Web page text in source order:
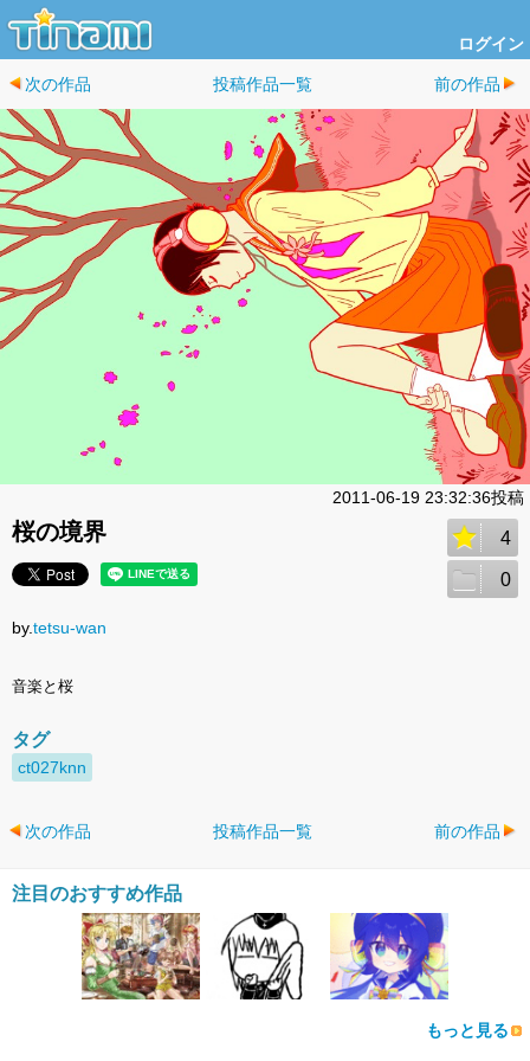
ログイン
次の作品 投稿作品一覧 前の作品
2011-06-19 23:32:36投稿
桜の境界 4
0
by.tetsu-wan
音楽と桜
タグ
ct027knn
次の作品 投稿作品一覧 前の作品
注目のおすすめ作品
もっと見る